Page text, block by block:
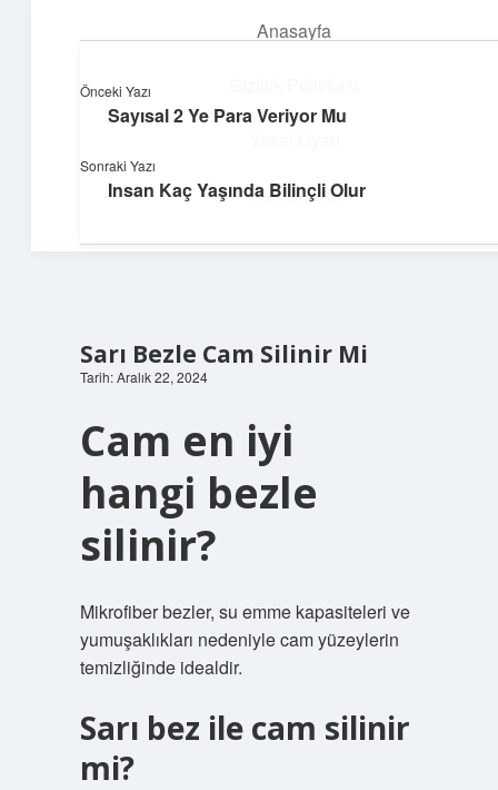
Anasayfa
Hakkımızda
Yumuşak Teknoloji Rehberi
Dijital dünyada huzurlu bir yolculuk!
Sarı Bezle Cam Silinir Mi
Tarih: Aralık 22, 2024
Cam en iyi
hangi bezle
silinir?
Mikrofiber bezler, su emme kapasiteleri ve
yumuşaklıkları nedeniyle cam yüzeylerin
temizliğinde idealdir.
Sarı bez ile cam silinir
mi?
Önceki Yazı
Sayısal 2 Ye Para Veriyor Mu
Sonraki Yazı
Insan Kaç Yaşında Bilinçli Olur